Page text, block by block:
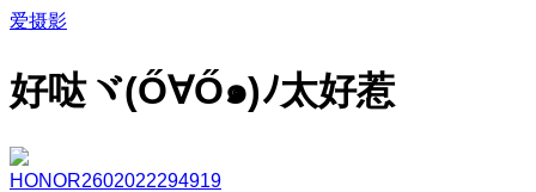
爱摄影
好哒ヾ(Ő∀Ő๑)ﾉ太好惹
HONOR2602022294919